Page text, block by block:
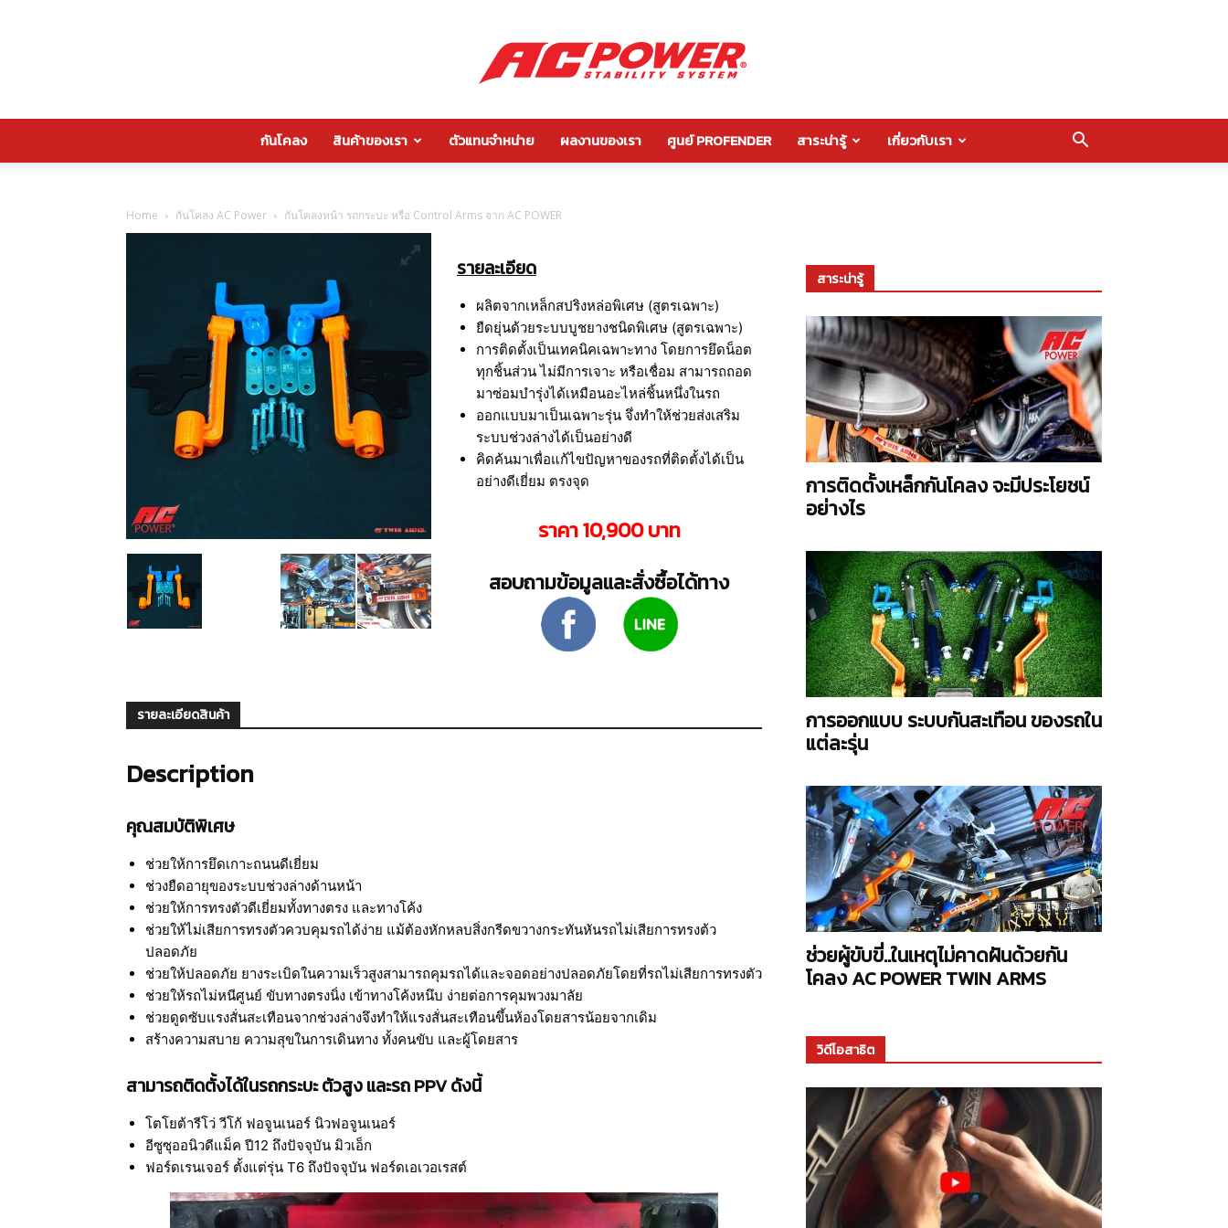
หลัง
Power
กันโคลง สินค้าของเรา ตัวแทนจำหน่าย ผลงานของเรา ศูนย์ PROFENDER สาระน่ารู้ เกี่ยวกับเรา
Home กันโคลง AC Power กันโคลงหน้า รถกระบะ หรือ Control Arms จาก AC POWER
รายละเอียด
ผลิตจากเหล็กสปริงหล่อพิเศษ (สูตรเฉพาะ)
ยืดยุ่นด้วยระบบบูชยางชนิดพิเศษ (สูตรเฉพาะ)
การติดตั้งเป็นเทคนิคเฉพาะทาง โดยการยึดน็อต
ทุกชิ้นส่วน ไม่มีการเจาะ หรือเชื่อม สามารถถอด
มาซ่อมบำรุ่งได้เหมือนอะไหล่ชิ้นหนึ่งในรถ
ออกแบบมาเป็นเฉพาะรุ่น จึ่งทำให้ช่วยส่งเสริม
ระบบช่วงล่างได้เป็นอย่างดี
คิดค้นมาเพื่อแก้ไขปัญหาของรถที่ติดตั้งได้เป็น
อย่างดีเยี่ยม ตรงจุด
ราคา 10,900 บาท
สอบถามข้อมูลและสั่งซื้อได้ทาง
รายละเอียดสินค้า
Description
คุณสมบัติพิเศษ
ช่วยให้การยึดเกาะถนนดีเยี่ยม
ช่วงยืดอายุของระบบช่วงล่างด้านหน้า
ช่วยให้การทรงตัวดีเยี่ยมทั้งทางตรง และทางโค้ง
ช่วยให้ไม่เสียการทรงตัวควบคุมรถได้ง่าย แม้ต้องหักหลบสิ่งกรีดขวางกระทันหันรถไม่เสียการทรงต้ว
ปลอดภัย
ช่วยให้ปลอดภัย ยางระเบิดในความเร็วสูงสามารถคุมรถได้และจอดอย่างปลอดภัยโดยที่รถไม่เสียการทรงตัว
ช่วยให้รถไม่หนีศูนย์ ขับทางตรงนิ่ง เข้าทางโค้งหนึบ ง่ายต่อการคุมพวงมาลัย
ช่วยดูดซับแรงสั่นสะเทือนจากช่วงล่างจึงทำให้แรงสั่นสะเทือนขึ้นห้องโดยสารน้อยจากเดิม
สร้างความสบาย ความสุขในการเดินทาง ทั้งคนขับ และผู้โดยสาร
สามารถติดตั้งได้ในรถกระบะ ตัวสูง และรถ PPV ดังนี้
โตโยต้ารีโว่ วีโก้ ฟอจูนเนอร์ นิวฟอจูนเนอร์
อีซูซุออนิวดีแม็ค ปี12 ถึงปัจจุบัน มิวเอ็ก
ฟอร์ดเรนเจอร์ ตั้งแต่รุ่น T6 ถึงปัจจุบัน ฟอร์ดเอเวอเรสต์
สาระน่ารู้
การติดตั้งเหล็กกันโคลง จะมีประโยชน์
อย่างไร
การออกแบบ ระบบกันสะเทือน ของรถใน
แต่ละรุ่น
ช่วยผู้ขับขี่..ในเหตุไม่คาดฝันด้วยกัน
โคลง AC POWER TWIN ARMS
วิดีโอสาธิต